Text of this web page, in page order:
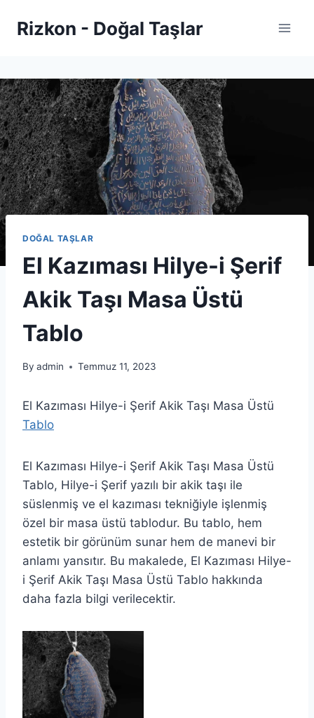
Rizkon - Doğal Taşlar
DOĞAL TAŞLAR
El Kazıması Hilye-i Şerif
Akik Taşı Masa Üstü
Tablo
By admin Temmuz 11, 2023
El Kazıması Hilye-i Şerif Akik Taşı Masa Üstü
Tablo
El Kazıması Hilye-i Şerif Akik Taşı Masa Üstü
Tablo, Hilye-i Şerif yazılı bir akik taşı ile
süslenmiş ve el kazıması tekniğiyle işlenmiş
özel bir masa üstü tablodur. Bu tablo, hem
estetik bir görünüm sunar hem de manevi bir
anlamı yansıtır. Bu makalede, El Kazıması Hilye-
i Şerif Akik Taşı Masa Üstü Tablo hakkında
daha fazla bilgi verilecektir.